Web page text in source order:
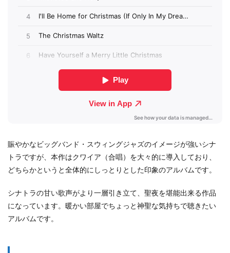
賑やかなビッグバンド・スウィングジャズのイメージが強いシナ
トラですが、本作はクワイア（合唱）を大々的に導入しており、
どちらかというと全体的にしっとりとした印象のアルバムです。
シナトラの甘い歌声がより一層引き立て、聖夜を堪能出来る作品
になっています。暖かい部屋でちょっと神聖な気持ちで聴きたい
アルバムです。